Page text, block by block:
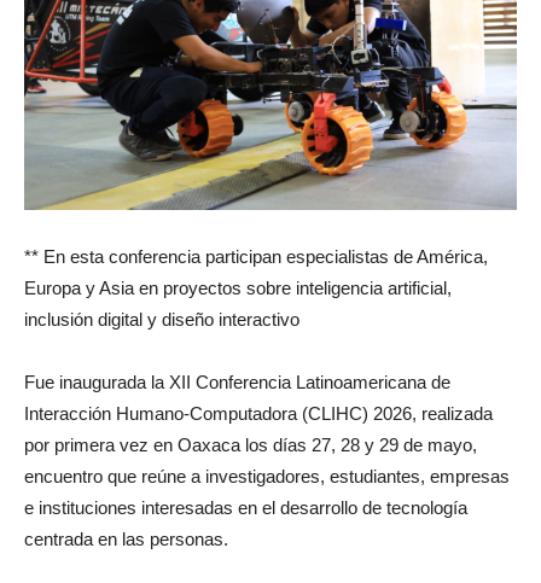
** En esta conferencia participan especialistas de América,
Europa y Asia en proyectos sobre inteligencia artificial,
inclusión digital y diseño interactivo
Fue inaugurada la XII Conferencia Latinoamericana de
Interacción Humano-Computadora (CLIHC) 2026, realizada
por primera vez en Oaxaca los días 27, 28 y 29 de mayo,
encuentro que reúne a investigadores, estudiantes, empresas
e instituciones interesadas en el desarrollo de tecnología
centrada en las personas.